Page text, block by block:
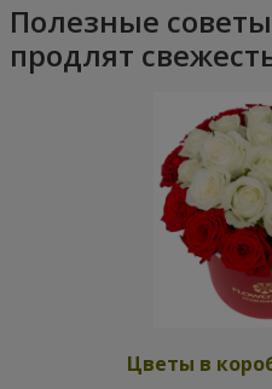
Полезные
продлят
Цветы в